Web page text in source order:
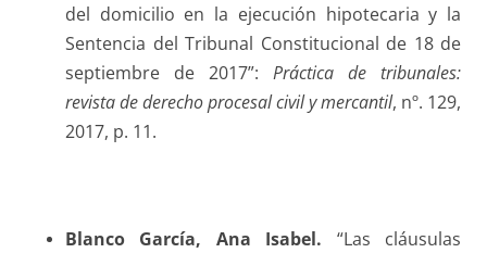
del domicilio en la ejecución hipotecaria y la
Sentencia del Tribunal Constitucional de 18 de
septiembre de 2017”: Práctica de tribunales:
revista de derecho procesal civil y mercantil, nº. 129,
2017, p. 11.
Blanco García, Ana Isabel. “Las cláusulas